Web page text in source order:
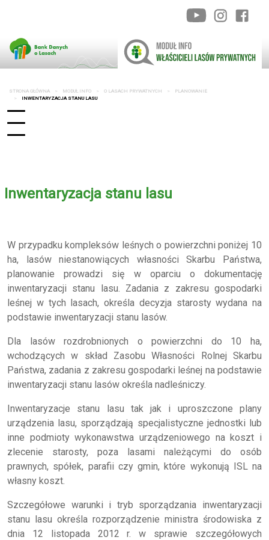
STRONA GŁÓWNA MODUŁ INFO O LASACH PRYWATNYCH
PLANOWANIE
INWENTARYZACJA STANU LASU
Inwentaryzacja stanu lasu
W przypadku kompleksów leśnych o powierzchni poniżej 10
ha, lasów niestanowiących własności Skarbu Państwa,
planowanie prowadzi się w oparciu o dokumentację
inwentaryzacji stanu lasu. Zadania z zakresu gospodarki
leśnej w tych lasach, określa decyzja starosty wydana na
podstawie inwentaryzacji stanu lasów.
Dla lasów rozdrobnionych o powierzchni do 10 ha,
wchodzących w skład Zasobu Własności Rolnej Skarbu
Państwa, zadania z zakresu gospodarki leśnej na podstawie
inwentaryzacji stanu lasów określa nadleśniczy.
Inwentaryzacje stanu lasu tak jak i uproszczone plany
urządzenia lasu, sporządzają specjalistyczne jednostki lub
inne podmioty wykonawstwa urządzeniowego na koszt i
zlecenie starosty, poza lasami należącymi do osób
prawnych, spółek, parafii czy gmin, które wykonują ISL na
własny koszt.
Szczegółowe warunki i tryb sporządzania inwentaryzacji
stanu lasu określa rozporządzenie ministra środowiska z
dnia 12 listopada 2012 r. w sprawie szczegółowych